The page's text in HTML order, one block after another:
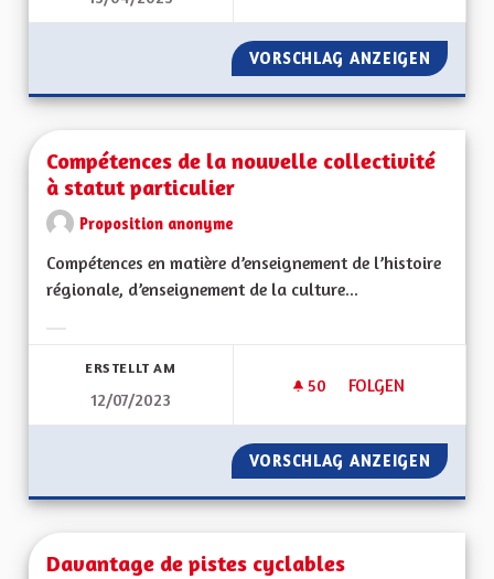
VORSCHLAG ANZEIGEN
Compétences de la nouvelle collectivité
à statut particulier
Proposition anonyme
Compétences en matière d’enseignement de l’histoire
régionale, d’enseignement de la culture...
ERSTELLT AM
12/07/2023
50 50 FOLLOWER
FOLGEN
COMPÉTENCES
VORSCHLAG ANZEIGEN
Davantage de pistes cyclables